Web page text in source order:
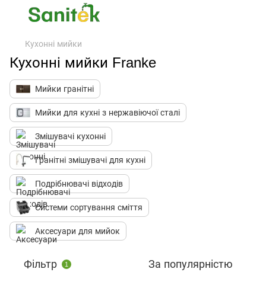
Кухонні мийки
Кухонні мийки Franke
Мийки гранітні
Мийки для кухні з нержавіючої сталі
Змішувачі кухонні
Гранітні змішувачі для кухні
Подрібнювачі відходів
Системи сортування сміття
Аксесуари для мийок
Фільтр 1 За популярністю